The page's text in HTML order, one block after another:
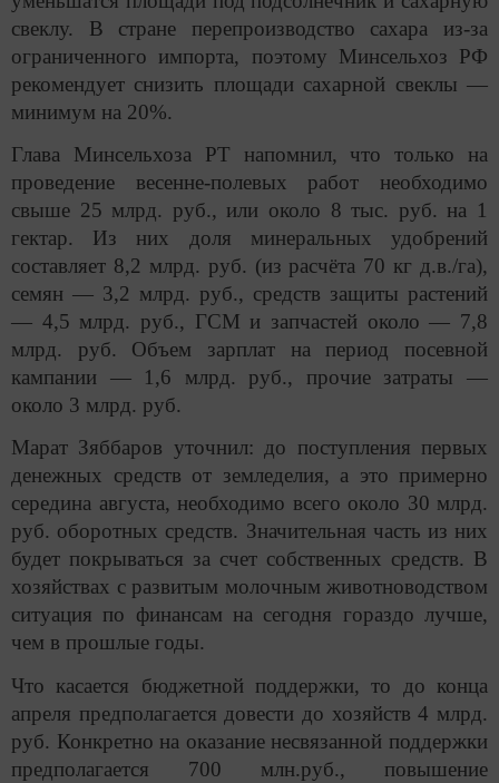
свеклу. В стране перепроизводство сахара из-за
ограниченного импорта, поэтому Минсельхоз РФ
рекомендует снизить площади сахарной свеклы —
минимум на 20%.
Глава Минсельхоза РТ напомнил, что только на
проведение весенне-полевых работ необходимо
свыше 25 млрд. руб., или около 8 тыс. руб. на 1
гектар. Из них доля минеральных удобрений
составляет 8,2 млрд. руб. (из расчёта 70 кг д.в./га),
семян — 3,2 млрд. руб., средств защиты растений
— 4,5 млрд. руб., ГСМ и запчастей около — 7,8
млрд. руб. Объем зарплат на период посевной
кампании — 1,6 млрд. руб., прочие затраты —
около 3 млрд. руб.
Марат Зяббаров уточнил: до поступления первых
денежных средств от земледелия, а это примерно
середина августа, необходимо всего около 30 млрд.
руб. оборотных средств. Значительная часть из них
будет покрываться за счет собственных средств. В
хозяйствах с развитым молочным животноводством
ситуация по финансам на сегодня гораздо лучше,
чем в прошлые годы.
Что касается бюджетной поддержки, то до конца
апреля предполагается довести до хозяйств 4 млрд.
руб. Конкретно на оказание несвязанной поддержки
предполагается 700 млн.руб., повышение